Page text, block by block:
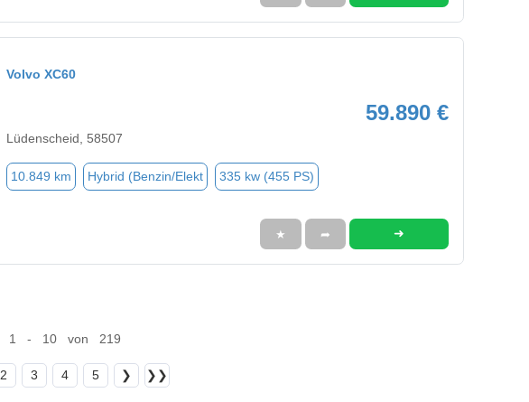
Volvo XC60
59.890 €
Lüdenscheid, 58507
10.849 km Hybrid (Benzin/Elekt 335 kw (455 PS)
★ ➦ ➜
1 - 10 von 219
2 3 4 5 ❯ ❯❯